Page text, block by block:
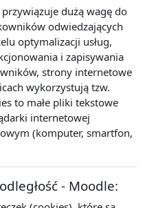
dużą wagę do
odwiedzających
optymalizacji usług,
i zapisywania
strony internetowe
wykorzystują tzw.
to małe pliki tekstowe
internetowej
(komputer, smartfon,
- Moodle: